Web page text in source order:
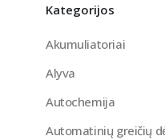
Kategorijos
Akumuliatoriai
Alyva
Autochemija
Automatinių greičių